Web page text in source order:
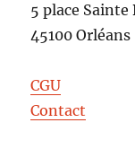
5 place Sainte
45100 Orléans
CGU
Contact